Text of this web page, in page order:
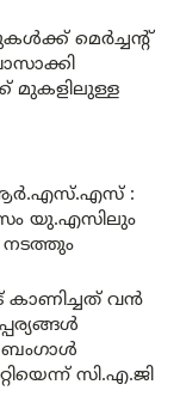
മെർച്ചന്റ്
മുകളിലുള്ള
ആർ.എസ്.എസ് :
യു.എസിലും
കാണിച്ചത് വൻ
സി.എ.ജി